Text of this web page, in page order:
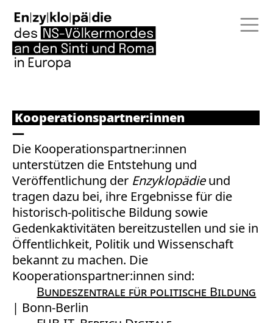
Kooperationspartner:innen
Die Kooperationspartner:innen
unterstützen die Entstehung und
Veröffentlichung der Enzyklopädieund
tragen dazu bei, ihre Ergebnisse für die
historisch-politische Bildung sowie
Gedenkaktivitäten bereitzustellen und sie in
Öffentlichkeit, Politik und Wissenschaft
bekannt zu machen. Die
Kooperationspartner:innen sind:
Bundeszentrale für politische Bildung
| Bonn-Berlin